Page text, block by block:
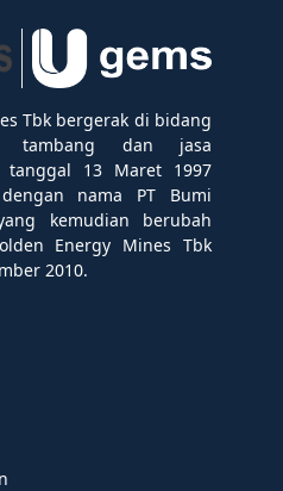
Tbk bergerak di bidang
tambang dan jasa
tanggal 13 Maret 1997
nama PT Bumi
kemudian berubah
Energy Mines Tbk
2010.